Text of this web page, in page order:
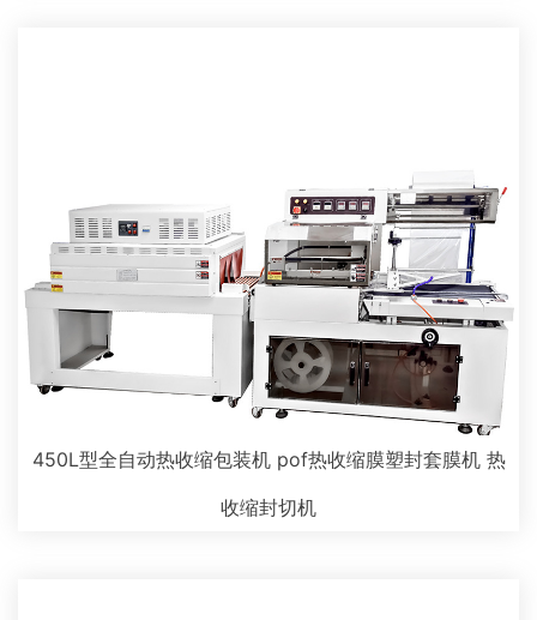
450L型全自动热收缩包装机 pof热收缩膜塑封套膜机 热
收缩封切机